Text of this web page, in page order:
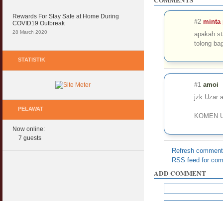
#2 minta
apakah
tolong
#1 amoi
jzk Uzar
KOMEN
Refresh
RSS feed for
ADD COMMENT
Rewards For Stay Safe at Home During
COVID19 Outbreak
28 March 2020
STATISTIK
PELAWAT
Now online:
7 guests